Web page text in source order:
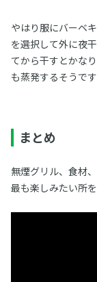
やはり服にバーベ
を選択して外に夜
てから干すとかな
も蒸発するそうです
まとめ
無煙グリル、食材
最も楽しみたい所